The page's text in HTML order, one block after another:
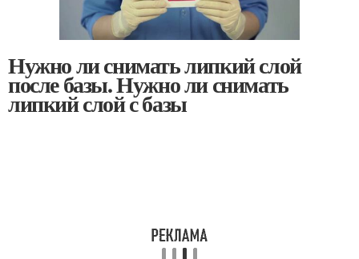
Нужно ли снимать липкий слой
после базы. Нужно ли снимать
липкий слой с базы